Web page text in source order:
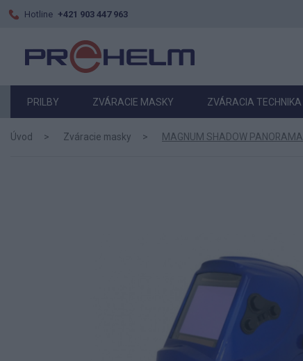
Hotline +421 903 447 963
PRILBY ZVÁRACIE MASKY ZVÁRACIA TECHNIKA
Úvod Zváracie masky MAGNUM SHADOW PANORAMA